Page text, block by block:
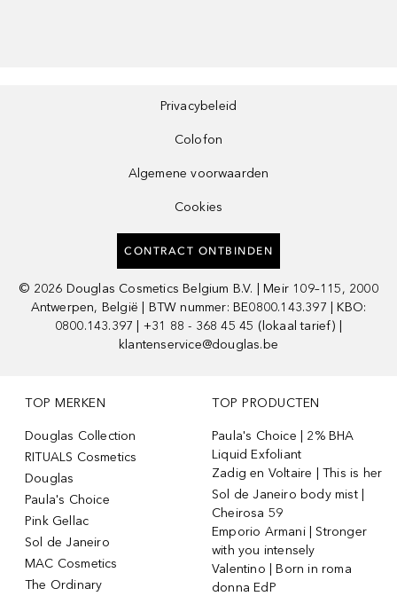
Privacybeleid
Colofon
Algemene voorwaarden
Cookies
CONTRACT ONTBINDEN
© 2026 Douglas Cosmetics Belgium B.V. | Meir 109–115, 2000
Antwerpen, België | BTW nummer: BE0800.143.397 | KBO:
0800.143.397 | +31 88 - 368 45 45 (lokaal tarief) |
klantenservice@douglas.be
TOP MERKEN
Douglas Collection
RITUALS Cosmetics
Douglas
Paula's Choice
Pink Gellac
Sol de Janeiro
MAC Cosmetics
The Ordinary
TOP PRODUCTEN
Paula's Choice | 2% BHA
Liquid Exfoliant
Zadig en Voltaire | This is her
Sol de Janeiro body mist |
Cheirosa 59
Emporio Armani | Stronger
with you intensely
Valentino | Born in roma
donna EdP